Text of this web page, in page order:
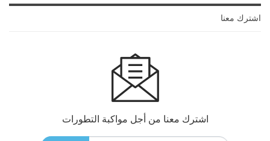
اشترك معنا
اشترك معنا من أجل مواكبة التطورات